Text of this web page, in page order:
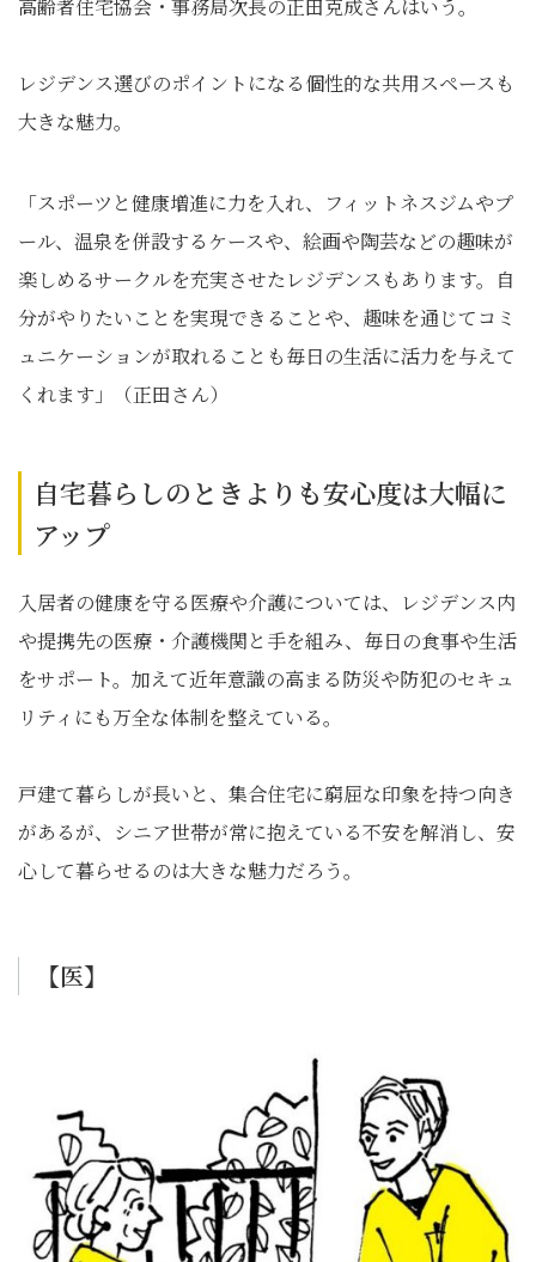
高齢者住宅協会・事務局次長の正田克成さんはいう。
レジデンス選びのポイントになる個性的な共用スペースも
大きな魅力。
「スポーツと健康増進に力を入れ、フィットネスジムやプ
ール、温泉を併設するケースや、絵画や陶芸などの趣味が
楽しめるサークルを充実させたレジデンスもあります。自
分がやりたいことを実現できることや、趣味を通じてコミ
ュニケーションが取れることも毎日の生活に活力を与えて
くれます」（正田さん）
自宅暮らしのときよりも安心度は大幅に
アップ
入居者の健康を守る医療や介護については、レジデンス内
や提携先の医療・介護機関と手を組み、毎日の食事や生活
をサポート。加えて近年意識の高まる防災や防犯のセキュ
リティにも万全な体制を整えている。
戸建て暮らしが長いと、集合住宅に窮屈な印象を持つ向き
があるが、シニア世帯が常に抱えている不安を解消し、安
心して暮らせるのは大きな魅力だろう。
【医】